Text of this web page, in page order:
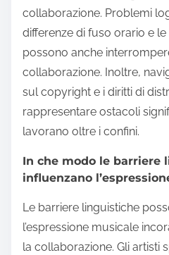
collaborazione. Problemi
differenze di fuso orario e
possono anche
collaborazione. Inoltre,
sul copyright e i diritti di
rappresentare ostacoli
lavorano oltre i confini.
In che modo le barriere
influenzano
Le barriere linguistiche
l’espressione musicale
la collaborazione. Gli artisti